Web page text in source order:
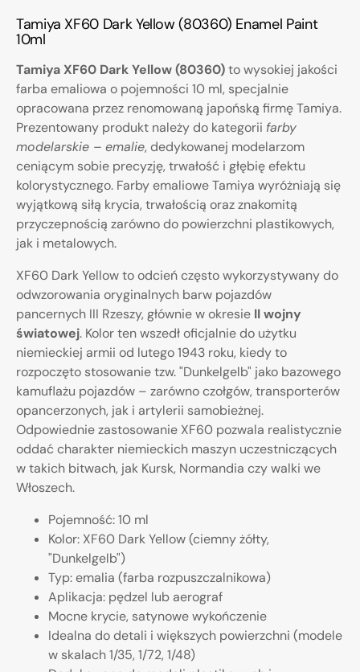
Tamiya XF60 Dark Yellow (80360) Enamel Paint
10ml
Tamiya XF60 Dark Yellow (80360)to wysokiej jakości
farba emaliowa o pojemności 10 ml, specjalnie
opracowana przez renomowaną japońską firmę Tamiya.
Prezentowany produkt należy do kategorii farby
modelarskie – emalie, dedykowanej modelarzom
ceniącym sobie precyzję, trwałość i głębię efektu
kolorystycznego. Farby emaliowe Tamiya wyróżniają się
wyjątkową siłą krycia, trwałością oraz znakomitą
przyczepnością zarówno do powierzchni plastikowych,
jak i metalowych.
XF60 Dark Yellow to odcień często wykorzystywany do
odwzorowania oryginalnych barw pojazdów
pancernych III Rzeszy, głównie w okresie II wojny
światowej. Kolor ten wszedł oficjalnie do użytku
niemieckiej armii od lutego 1943 roku, kiedy to
rozpoczęto stosowanie tzw. "Dunkelgelb" jako bazowego
kamuflażu pojazdów – zarówno czołgów, transporterów
opancerzonych, jak i artylerii samobieżnej.
Odpowiednie zastosowanie XF60 pozwala realistycznie
oddać charakter niemieckich maszyn uczestniczących
w takich bitwach, jak Kursk, Normandia czy walki we
Włoszech.
Pojemność: 10 ml
Kolor: XF60 Dark Yellow (ciemny żółty,
"Dunkelgelb")
Typ: emalia (farba rozpuszczalnikowa)
Aplikacja: pędzel lub aerograf
Mocne krycie, satynowe wykończenie
Idealna do detali i większych powierzchni (modele
w skalach 1/35, 1/72, 1/48)